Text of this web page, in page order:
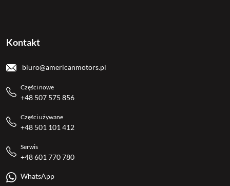
Kontakt
biuro@americanmotors.pl
Części nowe
+48 507 575 856
Części używane
+48 501 101 412
Serwis
+48 601 770 780
WhatsApp